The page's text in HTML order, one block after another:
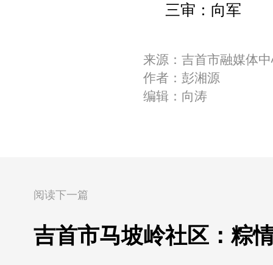
三审：向军
来源：吉首市融媒体
作者：彭湘源
编辑：向涛
阅读下一篇
吉首市马坡岭社区：粽